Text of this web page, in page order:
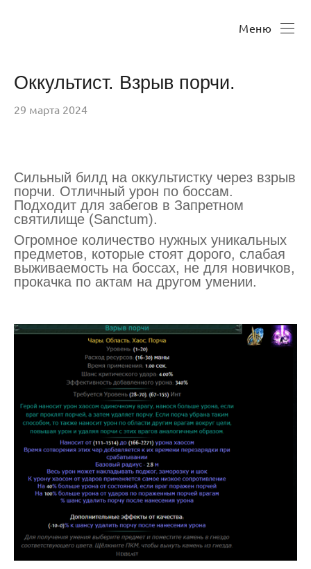
Меню
Оккультист. Взрыв порчи.
29 марта 2024
Сильный билд на оккультистку через взрыв
порчи. Отличный урон по боссам.
Подходит для забегов в Запретном
святилище (Sanctum).
Огромное количество нужных уникальных
предметов, которые стоят дорого, слабая
выживаемость на боссах, не для новичков,
прокачка по актам на другом умении.